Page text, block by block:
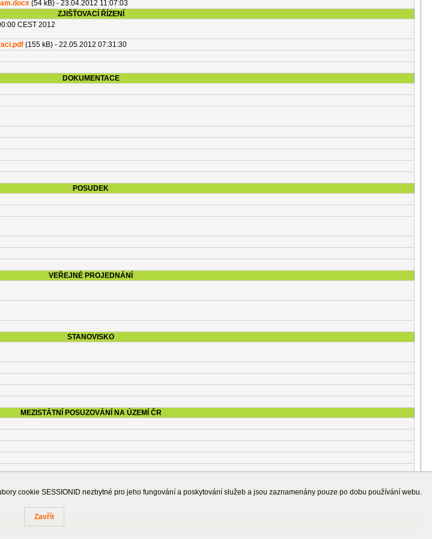
(54 kB) - 23.04.2012 11:07:03
ZJIŠŤOVACÍ ŘÍZENÍ
CEST 2012
(155 kB) - 22.05.2012 07:31:30
DOKUMENTACE
POSUDEK
VEŘEJNÉ PROJEDNÁNÍ
STANOVISKO
MEZISTÁTNÍ POSUZOVÁNÍ NA ÚZEMÍ ČR
OSTATNÍ INFORMACE
agentura životního prostředí
cookie SESSIONID nezbytné pro jeho fungování a poskytování služeb a jsou zaznamenány pouze po dobu používání webu.
Zavřít